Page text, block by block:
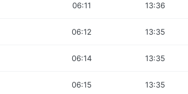
06:11 13:36
06:12 13:35
06:14 13:35
06:15 13:35